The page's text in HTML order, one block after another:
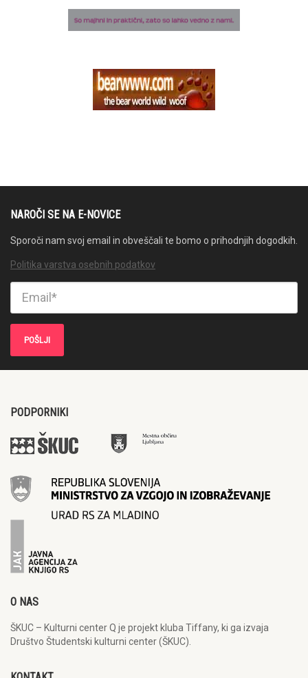
NAROČI SE NA E-NOVICE
Sporoči nam svoj email in obveščali te bomo o prihodnjih dogodkih.
Politika varstva osebnih podatkov
PODPORNIKI
O NAS
ŠKUC – Kulturni center Q je projekt kluba Tiffany, ki ga izvaja
Društvo Študentski kulturni center (ŠKUC).